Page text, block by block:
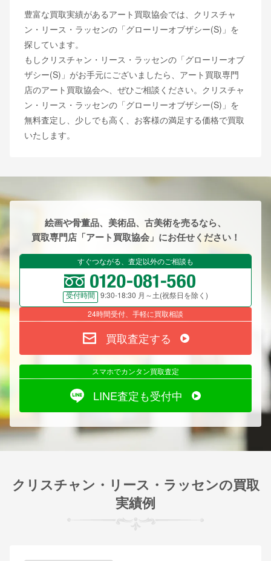
豊富な買取実績があるアート買取協会では、クリスチャ
ン・リース・ラッセンの「グローリーオブザシー(S)」を
探しています。
もしクリスチャン・リース・ラッセンの「グローリーオブ
ザシー(S)」がお手元にございましたら、アート買取専門
店のアート買取協会へ、ぜひご相談ください。クリスチャ
ン・リース・ラッセンの「グローリーオブザシー(S)」を
無料査定し、少しでも高く、お客様の満足する価格で買取
いたします。
絵画や骨董品、美術品、古美術を売るなら、
買取専門店「アート買取協会」にお任せください！
すぐつながる、査定以外のご相談も
受付時間
9:30-18:30 月～土(祝祭日を除く)
24時間受付、手軽に買取相談
買取査定する
スマホでカンタン買取査定
LINE査定も受付中
クリスチャン・リース・ラッセンの買取
実績例